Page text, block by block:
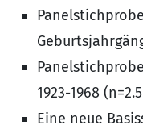
1923-1968
Eine neue